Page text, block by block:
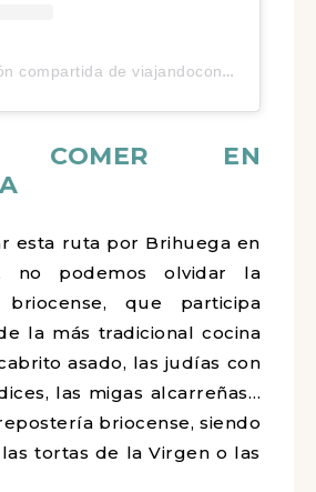
Una publicación compartida de viajandoconmanuela® | Claudia Robles (@viajandoconmanuela)
COMER EN
esta ruta por Brihuega en
no podemos olvidar la
briocense, que participa
la más tradicional cocina
asado, las judías con
las migas alcarreñas…
briocense, siendo
tortas de la Virgen o las